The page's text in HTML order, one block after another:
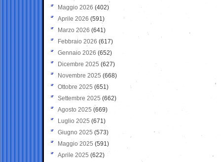
Maggio 2026 (402)
Aprile 2026 (591)
Marzo 2026 (641)
Febbraio 2026 (617)
Gennaio 2026 (652)
Dicembre 2025 (627)
Novembre 2025 (668)
Ottobre 2025 (651)
Settembre 2025 (662)
Agosto 2025 (669)
Luglio 2025 (671)
Giugno 2025 (573)
Maggio 2025 (591)
Aprile 2025 (622)